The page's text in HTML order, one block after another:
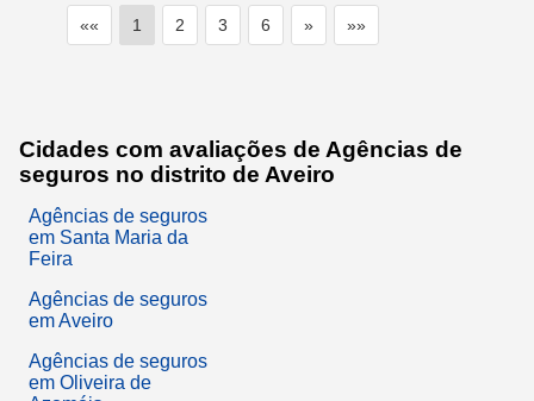
«« 1 2 3 6 » »»
Cidades com avaliações de Agências de
seguros no distrito de Aveiro
Agências de seguros
em Santa Maria da
Feira
Agências de seguros
em Aveiro
Agências de seguros
em Oliveira de